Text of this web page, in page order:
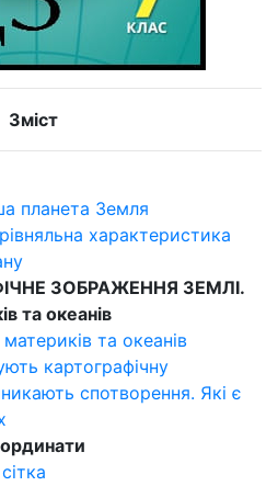
Зміст
планета Земля
характеристика
ЗОБРАЖЕННЯ ЗЕМЛІ.
та океанів
та океанів
картографічну
спотворення. Які є